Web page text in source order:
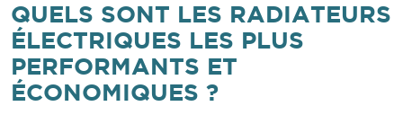
QUELS SONT LES RADIATEURS
ÉLECTRIQUES LES PLUS
PERFORMANTS ET
ÉCONOMIQUES ?